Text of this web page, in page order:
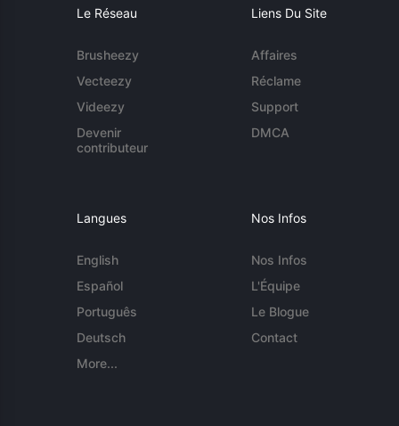
Le Réseau
Brusheezy
Vecteezy
Videezy
Devenir
contributeur
Liens Du Site
Affaires
Réclame
Support
DMCA
Langues
English
Español
Português
Deutsch
More...
Nos Infos
Nos Infos
L'Équipe
Le Blogue
Contact